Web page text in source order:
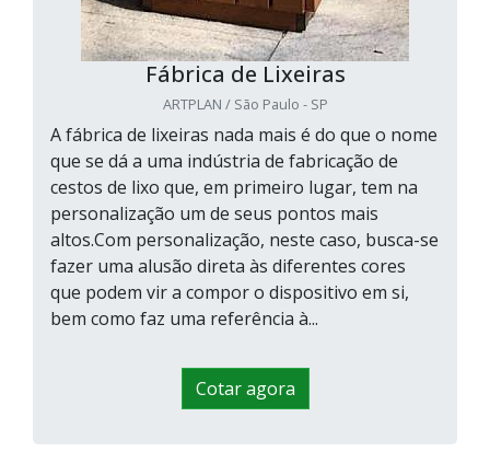
Fábrica de Lixeiras
ARTPLAN / São Paulo - SP
A fábrica de lixeiras nada mais é do que o nome
que se dá a uma indústria de fabricação de
cestos de lixo que, em primeiro lugar, tem na
personalização um de seus pontos mais
altos.Com personalização, neste caso, busca-se
fazer uma alusão direta às diferentes cores
que podem vir a compor o dispositivo em si,
bem como faz uma referência à...
Cotar agora